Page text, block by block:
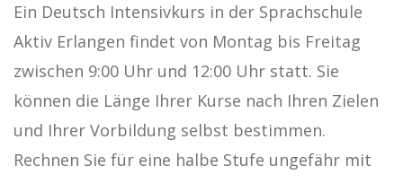
Ein Deutsch Intensivkurs in der Sprachschule
Aktiv Erlangen findet von Montag bis Freitag
zwischen 9:00 Uhr und 12:00 Uhr statt. Sie
können die Länge Ihrer Kurse nach Ihren Zielen
und Ihrer Vorbildung selbst bestimmen.
Rechnen Sie für eine halbe Stufe ungefähr mit